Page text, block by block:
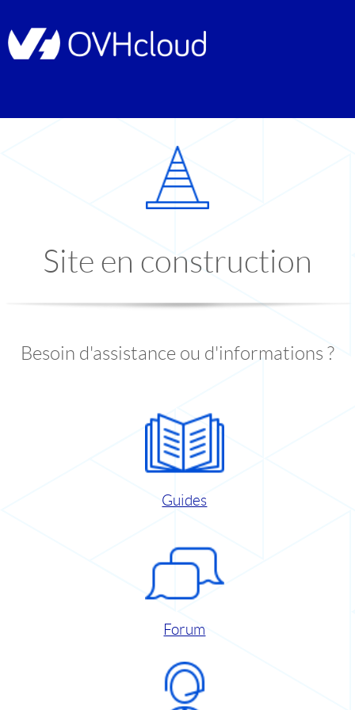
Site en construction
Besoin d'assistance ou d'informations ?
Guides
Forum